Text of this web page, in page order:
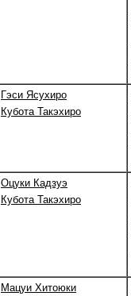
Гэси Ясухиро
Кубота Такэхиро
Оцуки Кадзуэ
Кубота Такэхиро
Мацуи Хитоюки